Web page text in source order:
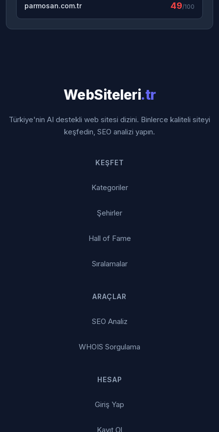
parmosan.com.tr 49/100
WebSiteleri.tr
Türkiye'nin AI destekli web sitesi dizini. Binlerce kaliteli siteyi
keşfedin, SEO analizi yapın.
KEŞFET
Kategoriler
Şehirler
Hall of Fame
Sıralamalar
ARAÇLAR
SEO Analiz
WHOIS Sorgulama
HESAP
Giriş Yap
Kayıt Ol